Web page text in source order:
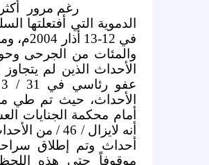
رغم مرور
الدموية التي أفتعلتها
الأحداث الذين لم
الأحداث، حيث تم طي
أمام محكمة الجنايات
أنه لايزال /
أحداث وتم إطلاق
موقوفاً حتى هذه